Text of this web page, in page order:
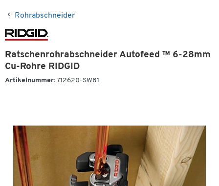
Rohrabschneider
Ratschenrohrabschneider Autofeed ™ 6-28mm
Cu-Rohre RIDGID
Artikelnummer: 712620-SW81